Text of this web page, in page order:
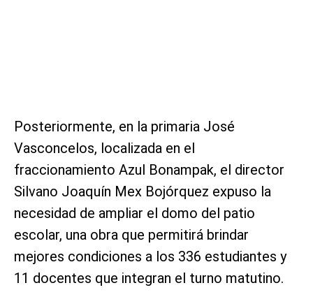
Posteriormente, en la primaria José
Vasconcelos, localizada en el
fraccionamiento Azul Bonampak, el director
Silvano Joaquín Mex Bojórquez expuso la
necesidad de ampliar el domo del patio
escolar, una obra que permitirá brindar
mejores condiciones a los 336 estudiantes y
11 docentes que integran el turno matutino.